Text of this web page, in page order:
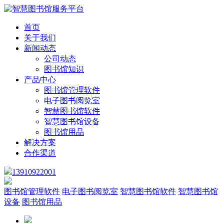
首页
关于我们
新闻动态
公司动态
图书馆知识
产品中心
图书馆管理软件
电子图书阅览室
智慧图书馆软件
智慧图书馆设备
图书馆用品
解决方案
合作渠道
13910922001
图书馆管理软件 电子图书阅览室 智慧图书馆软件 智慧图书馆
设备 图书馆用品